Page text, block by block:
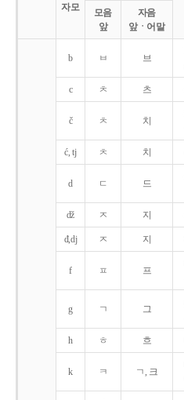
자모
모음
앞
자음
앞ㆍ어말
b ㅂ 브
c ㅊ 츠
č ㅊ 치
ć, tj ㅊ 치
d ㄷ 드
dž ㅈ 지
đ,dj ㅈ 지
f ㅍ 프
g ㄱ 그
h ㅎ 흐
k ㅋ ㄱ, 크